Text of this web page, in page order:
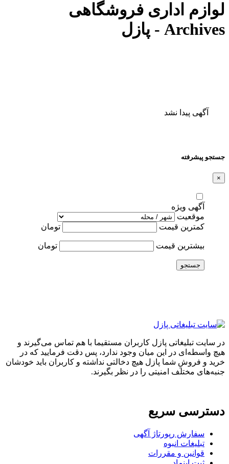
لوازم اداری فروشگاهی
Archives - پازل
آگهی پیدا نشد
جستجو پیشرفته
×
آگهی ویژه
موقعیت
کمترین قیمت
تومان
بیشترین قیمت تومان
جستجو
در سایت تبلیغاتی پازل کاربران مستقیما با هم تماس می‌گیرند و
هیچ واسطه‌ای در این میان وجود ندارد، پس دقت فرمایید که در
خرید و فروشِ شما پازل هیچ دخالتی نداشته و کاربران باید خودشان
جنبه‌های مختلف امنیتی را در نظر بگیرند.
دسترسی سریع
سفارش رپورتاژ آگهی
تبلیغات انبوه
قوانین و مقررات